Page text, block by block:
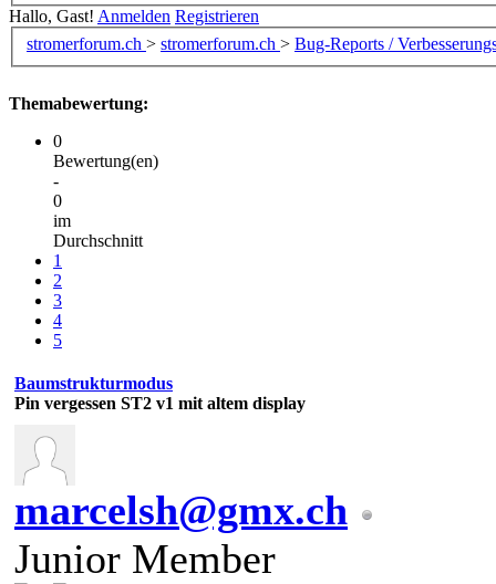
Hallo, Gast! Anmelden Registrieren
stromerforum.ch > stromerforum.ch > Bug-Reports /
Themabewertung:
0
Bewertung(en)
-
0
im
Durchschnitt
1
2
3
4
5
Baumstrukturmodus
Pin vergessen ST2 v1 mit altem display
marcelsh@gmx.ch
Junior Member